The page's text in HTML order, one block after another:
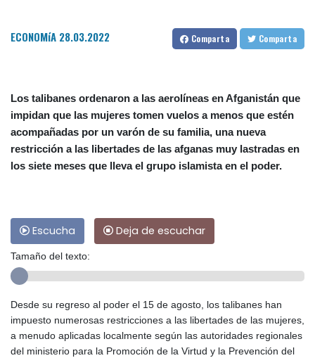
ECONOMíA 28.03.2022 Comparta Comparta
Los talibanes ordenaron a las aerolíneas en Afganistán que
impidan que las mujeres tomen vuelos a menos que estén
acompañadas por un varón de su familia, una nueva
restricción a las libertades de las afganas muy lastradas en
los siete meses que lleva el grupo islamista en el poder.
Escucha Deja de escuchar
Tamaño del texto:
Desde su regreso al poder el 15 de agosto, los talibanes han
impuesto numerosas restricciones a las libertades de las mujeres,
a menudo aplicadas localmente según las autoridades regionales
del ministerio para la Promoción de la Virtud y la Prevención del